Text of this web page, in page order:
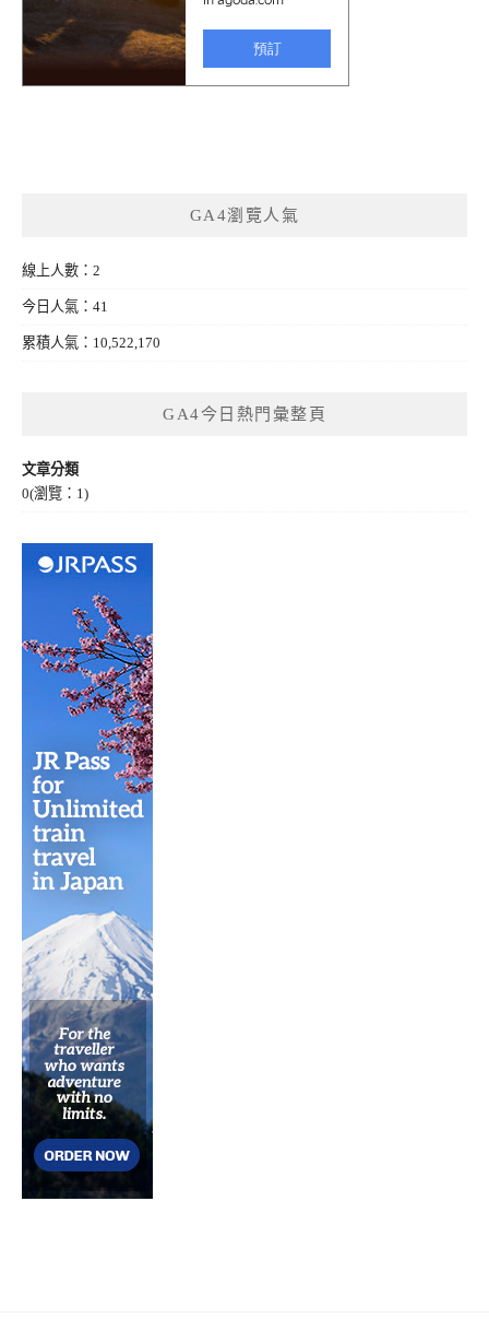
GA4瀏覽人氣
線上人數：2
今日人氣：41
累積人氣：10,522,170
GA4今日熱門彙整頁
文章分類
0(瀏覽：1)